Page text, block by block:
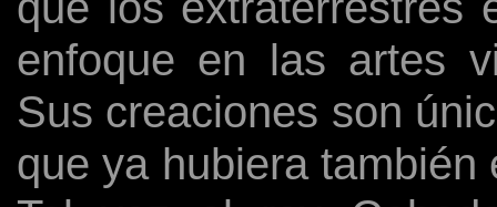
enfoque en las artes
Sus creaciones son
que ya hubiera